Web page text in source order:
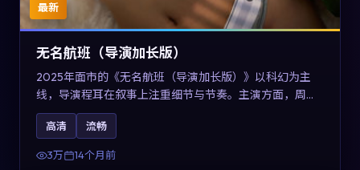
最新
无名航班（导演加长版）
2025年面市的《无名航班（导演加长版）》以科幻为主
线，导演程耳在叙事上注重细节与节奏。主演方面，周冬
雨、凯特·布兰切特与巩俐的表演为角色增添层次。故事以
女性视角重写传统类型片的叙事惯性，可作为美国影视爱
好者的高清观影选择。
高清 流畅
3万 14个月前